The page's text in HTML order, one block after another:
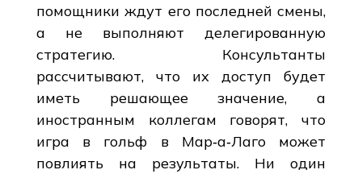
помощники ждут его последней смены,
а не выполняют делегированную
стратегию. Консультанты
рассчитывают, что их доступ будет
иметь решающее значение, а
иностранным коллегам говорят, что
игра в гольф в Мар‑а‑Лаго может
повлиять на результаты. Ни один